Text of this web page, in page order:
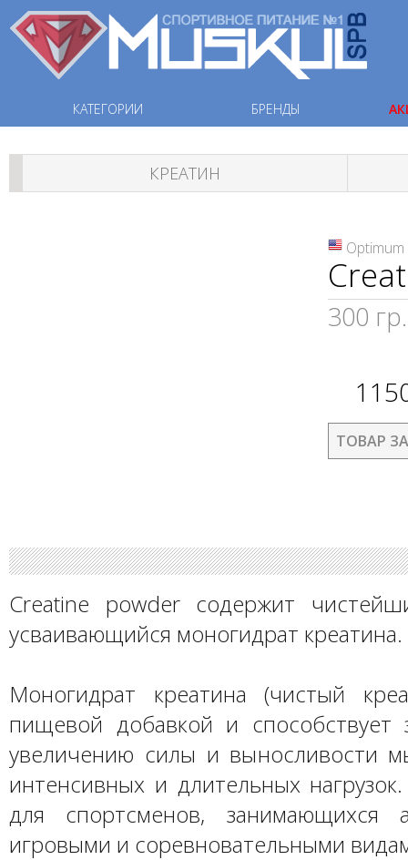
КАТЕГОРИИ БРЕНДЫ
КРЕАТИН
300 гр.
ТОВАР
Creatine powder содержит
усваивающийся моногидрат креатина.
Моногидрат креатина (чистый
пищевой добавкой и способствует
увеличению силы и выносливости
интенсивных и длительных
для спортсменов, занимающихся
игровыми и соревновательными